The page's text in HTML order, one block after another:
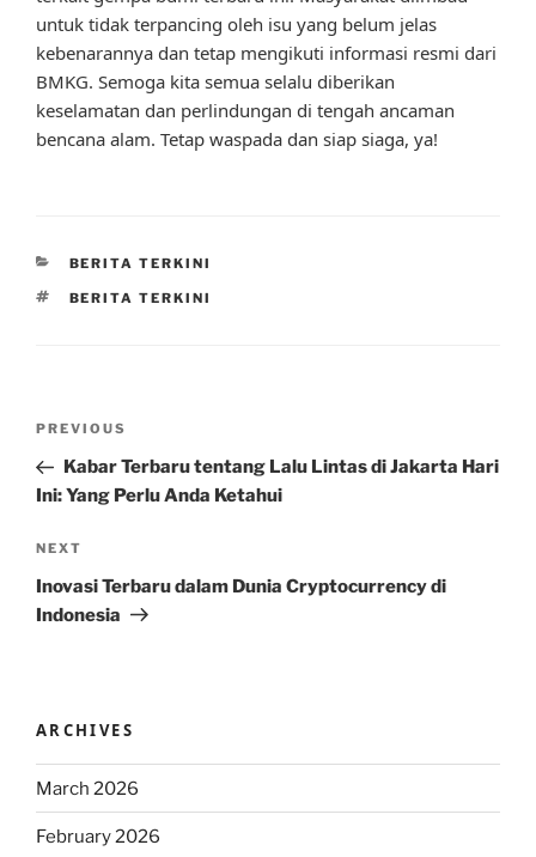
untuk tidak terpancing oleh isu yang belum jelas
kebenarannya dan tetap mengikuti informasi resmi dari
BMKG. Semoga kita semua selalu diberikan
keselamatan dan perlindungan di tengah ancaman
bencana alam. Tetap waspada dan siap siaga, ya!
CATEGORIES
BERITA TERKINI
TAGS
BERITA TERKINI
Previous
Post
PREVIOUS
Kabar Terbaru tentang Lalu Lintas di Jakarta Hari
Ini: Yang Perlu Anda Ketahui
Next
Post
NEXT
Inovasi Terbaru dalam Dunia Cryptocurrency di
Indonesia
ARCHIVES
March 2026
February 2026